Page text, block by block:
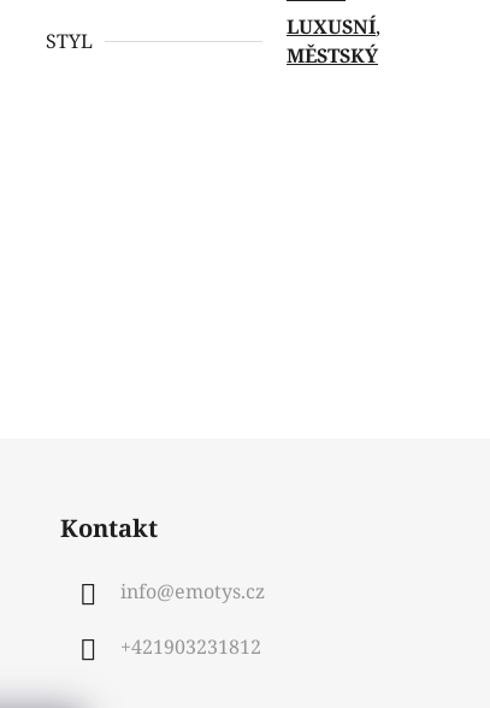
STYL
LUXUSNÍ,
MĚSTSKÝ
Kontakt
info@emotys.cz
+421903231812